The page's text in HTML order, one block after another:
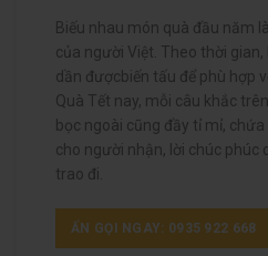
Biếu nhau món quà đầu năm
của người Việt. Theo thời
dần đượcbiến tấu để phù hợp
Quà Tết nay, mỗi câu khắc
bọc ngoài cũng đầy tỉ mỉ,
cho người nhận, lời chúc
trao đi.
ẤN GỌI NGAY: 0935 922 668